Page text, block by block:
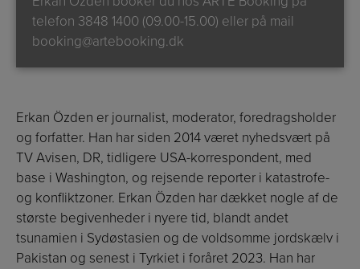
telefon 3848 1400 (09.00-15.00) eller på mail
booking@artebooking.dk
Erkan Özden er journalist, moderator, foredragsholder
og forfatter. Han har siden 2014 været nyhedsvært på
TV Avisen, DR, tidligere USA-korrespondent, med
base i Washington, og rejsende reporter i katastrofe-
og konfliktzoner. Erkan Özden har dækket nogle af de
største begivenheder i nyere tid, blandt andet
tsunamien i Sydøstasien og de voldsomme jordskælv i
Pakistan og senest i Tyrkiet i foråret 2023. Han har